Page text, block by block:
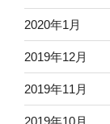
2020年1月
2019年12月
2019年11月
2019年10月